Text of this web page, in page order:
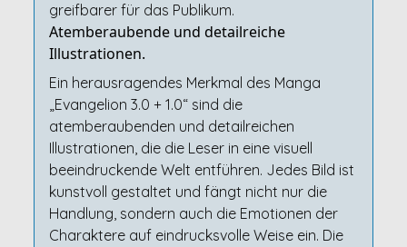
greifbarer für das Publikum.
Atemberaubende und detailreiche
Illustrationen.
Ein herausragendes Merkmal des Manga
„Evangelion 3.0 + 1.0“ sind die
atemberaubenden und detailreichen
Illustrationen, die die Leser in eine visuell
beeindruckende Welt entführen. Jedes Bild ist
kunstvoll gestaltet und fängt nicht nur die
Handlung, sondern auch die Emotionen der
Charaktere auf eindrucksvolle Weise ein. Die